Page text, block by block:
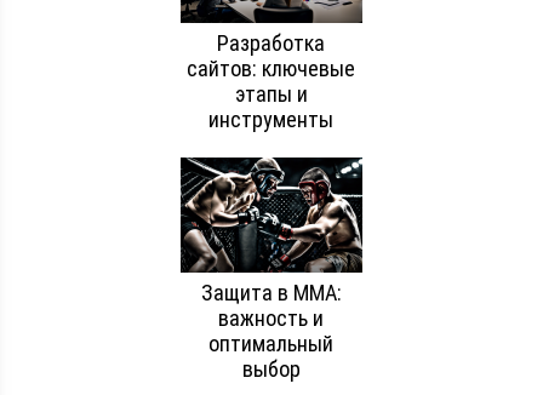
Разработка
сайтов: ключевые
этапы и
инструменты
Защита в ММА:
важность и
оптимальный
выбор